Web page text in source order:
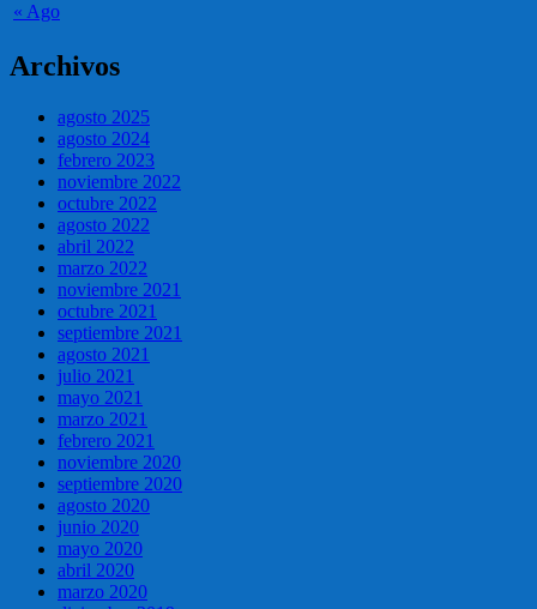
« Ago
Archivos
agosto 2025
agosto 2024
febrero 2023
noviembre 2022
octubre 2022
agosto 2022
abril 2022
marzo 2022
noviembre 2021
octubre 2021
septiembre 2021
agosto 2021
julio 2021
mayo 2021
marzo 2021
febrero 2021
noviembre 2020
septiembre 2020
agosto 2020
junio 2020
mayo 2020
abril 2020
marzo 2020